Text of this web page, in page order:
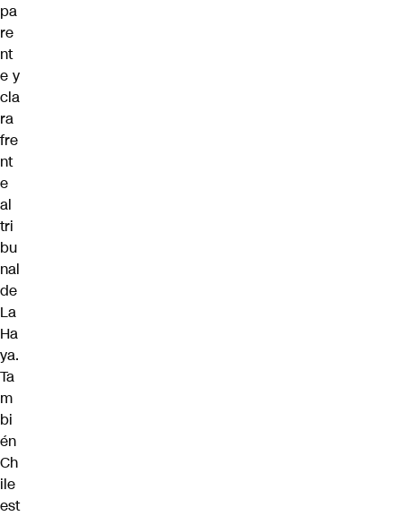
pa
re
nt
e y
cla
ra
fre
nt
e
al
tri
bu
nal
de
La
Ha
ya.
Ta
m
bi
én
Ch
ile
est